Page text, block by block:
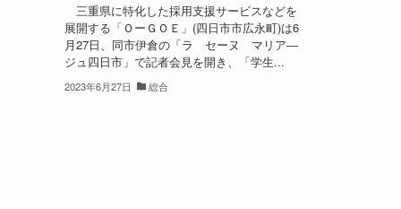
三重県に特化した採用支援サービスなどを
展開する「ＯーＧＯＥ」(四日市市広永町)は6
月27日、同市伊倉の「ラ セーヌ マリア―
ジュ四日市」で記者会見を開き、「学生...
2023年6月27日 総合